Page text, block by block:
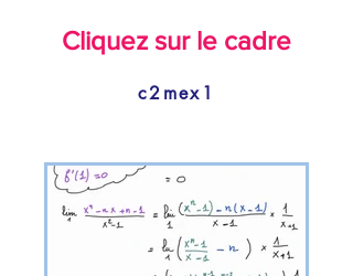
Cliquez sur le cadre
c2mex1